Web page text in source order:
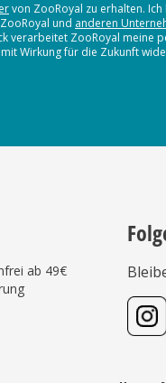
von ZooRoyal zu erhalten.
und anderen
verarbeitet ZooRoyal
Wirkung für die Zukunft
ab 49€